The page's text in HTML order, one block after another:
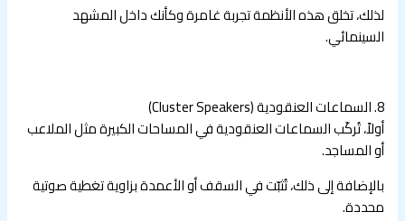
لذلك، تخلق هذه الأنظمة تجربة غامرة وكأنك داخل المشهد
السينمائي.
8. السماعات العنقودية (Cluster Speakers)
أولاً، تُركّب السماعات العنقودية في المساحات الكبيرة مثل الملاعب
أو المساجد.
بالإضافة إلى ذلك، تُثبّت في السقف أو الأعمدة بزاوية تغطية صوتية
محددة.